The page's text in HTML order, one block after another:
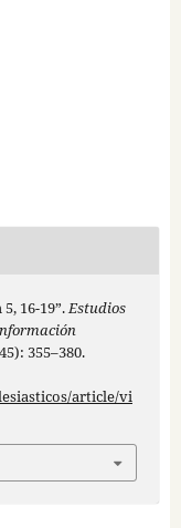
16-19”.Estudios
355–380.
article/vi